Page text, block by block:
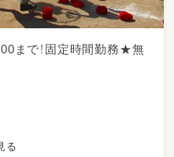
：00まで！固定時間勤務★無
る